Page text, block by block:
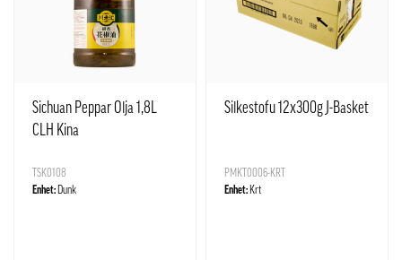
Sichuan Peppar Olja 1,8L
CLH Kina
TSK0108
Enhet: Dunk
Silkestofu 12x300g J-Basket
PMKT0006-KRT
Enhet: Krt